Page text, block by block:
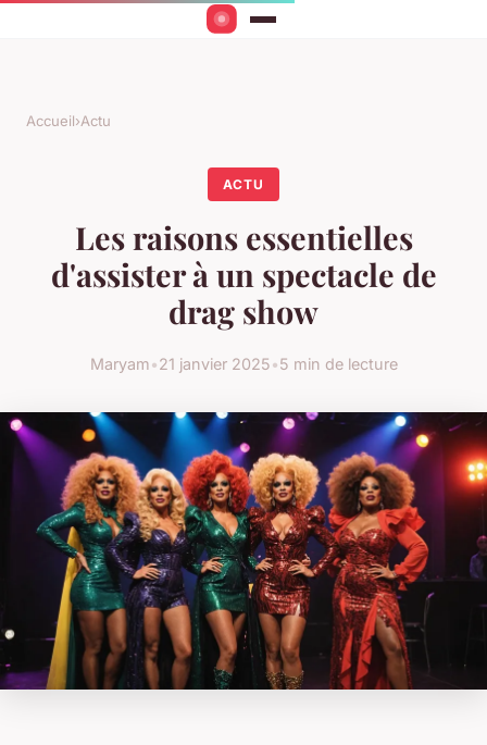
Accueil›Actu
ACTU
Les raisons essentielles
d'assister à un spectacle de
drag show
Maryam•21 janvier 2025•5 min de lecture